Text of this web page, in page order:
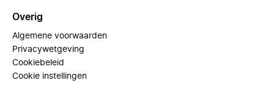
Overig
Algemene voorwaarden
Privacywetgeving
Cookiebeleid
Cookie instellingen